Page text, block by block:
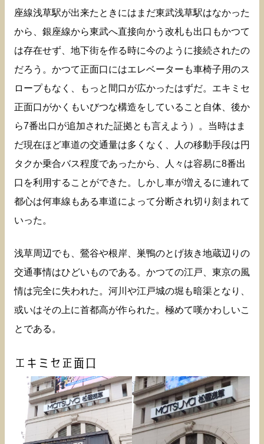
座線浅草駅が出来たときにはまだ東武浅草駅はなかった
から、銀座線から東武へ直接向かう改札も出口もかつて
は存在せず、地下街を作る時に今のように接続されたの
だろう。かつて正面口にはエレベーターも車椅子用のス
ロープもなく、もっと間口が広かったはずだ。エキミセ
正面口がかくもいびつな構造をしていること自体、後か
ら7番出口が追加された証拠とも言えよう）。当時はま
だ現在ほど車道の交通量は多くなく、人の移動手段は円
タクか乗合バス程度であったから、人々は容易に8番出
口を利用することができた。しかし車が増えるに連れて
都心は何車線もある車道によって分断され切り刻まれて
いった。
浅草周辺でも、鶯谷や根岸、巣鴨のとげ抜き地蔵辺りの
交通事情はひどいものである。かつての江戸、東京の風
情は完全に失われた。河川や江戸城の堀も暗渠となり、
或いはその上に首都高が作られた。極めて嘆かわしいこ
とである。
エキミセ正面口